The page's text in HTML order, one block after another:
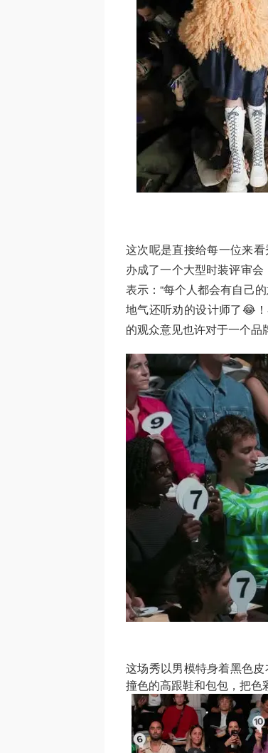
这次呢是直接给每一位来
办成了一个大型时装评审
表示：“每个人都会有自己
地气还听劝的设计师了😂
的观众意见也许对于一个
这场秀以男模特身着黑色
撞色的高跟鞋和包包，把色